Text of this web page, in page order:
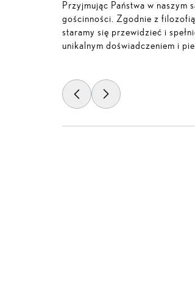
Przyjmując Państwa w naszym
gościnności. Zgodnie z
staramy się przewidzieć i
unikalnym doświadczeniem i